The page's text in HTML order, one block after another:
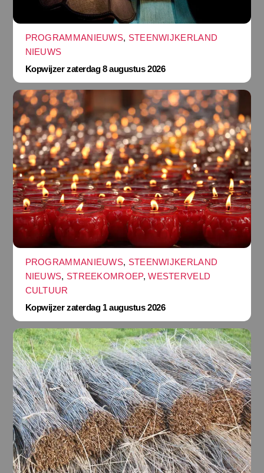
PROGRAMMANIEUWS, STEENWIJKERLAND
NIEUWS
Kopwijzer zaterdag 8 augustus 2026
PROGRAMMANIEUWS, STEENWIJKERLAND
NIEUWS, STREEKOMROEP,WESTERVELD
CULTUUR
Kopwijzer zaterdag 1 augustus 2026